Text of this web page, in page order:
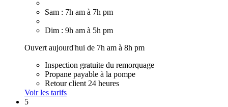
Sam : 7h am à 7h pm
Dim : 9h am à 5h pm
Ouvert aujourd'hui de 7h am à 8h pm
Inspection gratuite du remorquage
Propane payable à la pompe
Retour client 24 heures
Voir les tarifs
5